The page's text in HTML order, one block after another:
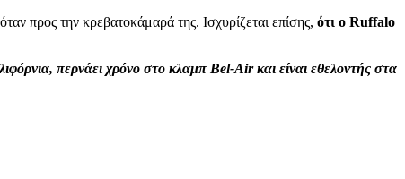
προς την κρεβατοκάμαρά της. Ισχυρίζεται επίσης, ότι ο Ruffalo
περνάει χρόνο στο κλαμπ Bel-Air και είναι εθελοντής στα